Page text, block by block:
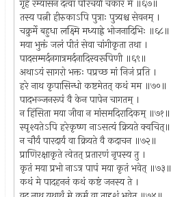
गृहे रम्यासनं दत्वा परिचर्यां चकार मे ॥६७॥
तस्य पत्नी हीरुकाऽपि पुत्राः पुत्र्यश्च सेवनम् ।
चक्रुर्मे बहुधा लक्ष्मि मध्याह्ने भोजनादिभिः ॥६८॥
मया भुक्तं जलं पीतं सेवा चांगीकृता तथा ।
पादसम्मर्दनगात्रमर्दनादिस्वरूपिणी ॥६९॥
अथाऽयं सागरो भक्तः पप्रच्छ मां निजं प्रति ।
हरे नाथ कृपासिन्धो कष्टमेतत् कथं मम ॥७०॥
पादभञ्जनरूपं वै केन पापेन चागतम् ।
न हिंसिता मया जीवा न मांसमदिरादिकम् ॥७१॥
स्पृश्यतेऽपि हरेकृष्ण नाऽसत्यं क्रियते क्वचित्॥
न चौर्यं पारदार्यं वा क्रियते वै कदाचन ॥७२॥
प्राणिरक्षाकृते त्वेतत् प्रतारणं नृपस्य तु ।
कृतं मया प्रभो नाऽत्र पापं मया कृतं भवेत् ॥७३॥
कथं मे पादहननं कथं कष्टं जनस्य ते ।